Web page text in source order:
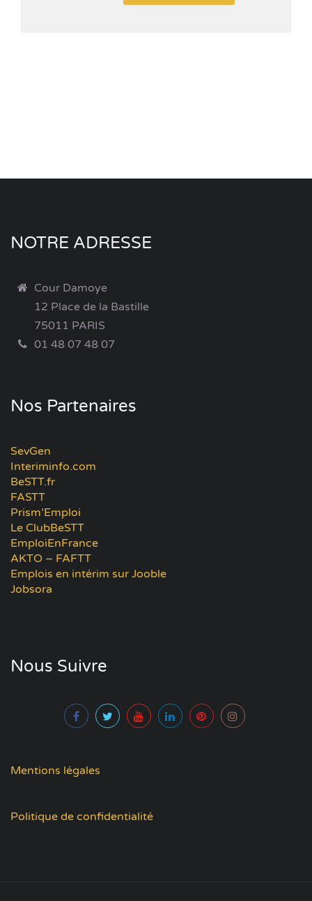
NOTRE ADRESSE
Cour Damoye
12 Place de la Bastille
75011 PARIS
01 48 07 48 07
Nos Partenaires
SevGen
Interiminfo.com
BeSTT.fr
FASTT
Prism’Emploi
Le ClubBeSTT
EmploiEnFrance
AKTO – FAFTT
Emplois en intérim sur Jooble
Jobsora
Nous Suivre
Mentions légales
Politique de confidentialité